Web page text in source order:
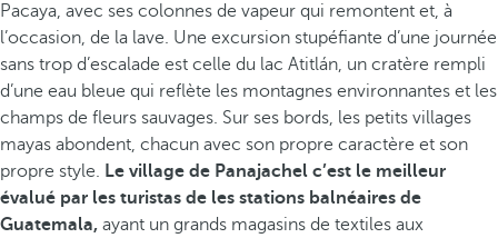
Pacaya, avec ses colonnes de vapeur qui remontent et, à
l’occasion, de la lave. Une excursion stupéfiante d’une journée
sans trop d’escalade est celle du lac Atitlán, un cratère rempli
d’une eau bleue qui reflète les montagnes environnantes et les
champs de fleurs sauvages. Sur ses bords, les petits villages
mayas abondent, chacun avec son propre caractère et son
propre style. Le village de Panajachel c’est le meilleur
évalué par les turistas de les stations balnéaires de
Guatemala, ayant un grands magasins de textiles aux